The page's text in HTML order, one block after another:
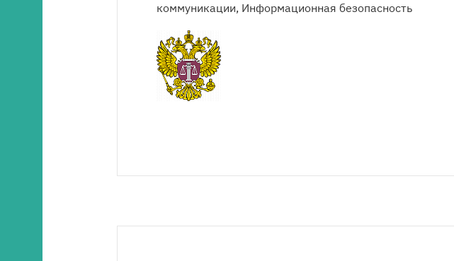
коммуникации, Информационная безопасность